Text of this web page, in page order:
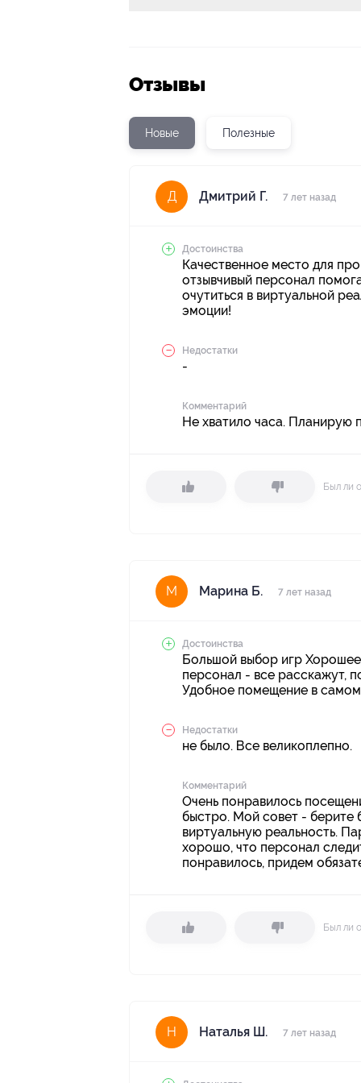
Отзывы
Новые Полезные
Д Дмитрий Г. 7 лет назад
Достоинства
Качественное место для
отзывчивый персонал
очутиться в виртуальной
эмоции!
Недостатки
-
Комментарий
Не хватило часа. Планирую
Был ли
М Марина Б. 7 лет назад
Достоинства
Большой выбор игр
персонал - все расскажут,
Удобное помещение в
Недостатки
не было. Все великоплепно.
Комментарий
Очень понравилось
быстро. Мой совет - берите
виртуальную реальность.
хорошо, что персонал
понравилось, придем
Был ли
Н Наталья Ш. 7 лет назад